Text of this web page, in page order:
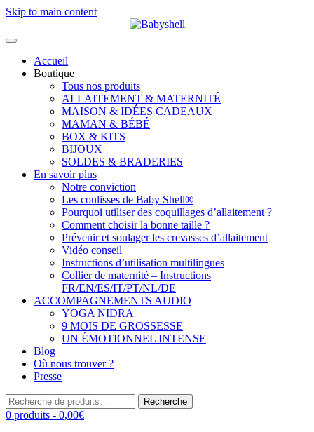
Skip to main content
Accueil
Boutique
Tous nos produits
ALLAITEMENT & MATERNITÉ
MAISON & IDÉES CADEAUX
MAMAN & BÉBÉ
BOX & KITS
BIJOUX
SOLDES & BRADERIES
En savoir plus
Notre conviction
Les coulisses de Baby Shell®
Pourquoi utiliser des coquillages d’allaitement ?
Comment choisir la bonne taille ?
Prévenir et soulager les crevasses d’allaitement
Vidéo conseil
Instructions d’utilisation multilingues
Collier de maternité – Instructions
FR/EN/ES/IT/PT/NL/DE
ACCOMPAGNEMENTS AUDIO
YOGA NIDRA
9 MOIS DE GROSSESSE
UN ÉMOTIONNEL INTENSE
Blog
Où nous trouver ?
Presse
Recherche
pour :
Recherche
0 produits - 0,00€